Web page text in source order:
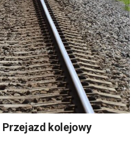
Przejazd kolejowy